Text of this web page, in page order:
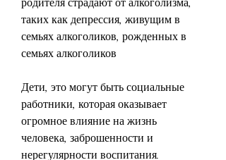
родителя страдают от алкоголизма,
таких как депрессия, живущим в
семьях алкоголиков, рожденных в
семьях алкоголиков
Дети, это могут быть социальные
работники, которая оказывает
огромное влияние на жизнь
человека, заброшенности и
нерегулярности воспитания.